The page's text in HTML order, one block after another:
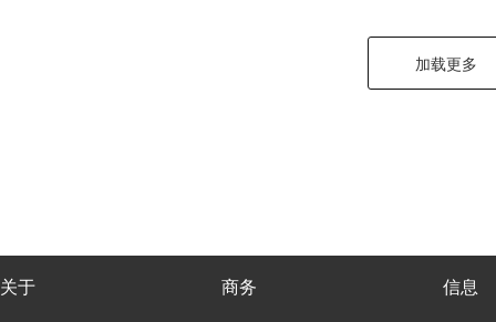
加载更多
关于 商务 信息